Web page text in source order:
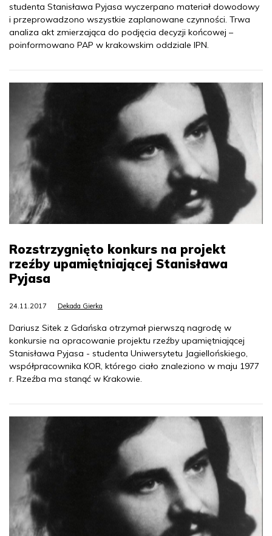
studenta Stanisława Pyjasa wyczerpano materiał dowodowy
i przeprowadzono wszystkie zaplanowane czynności. Trwa
analiza akt zmierzająca do podjęcia decyzji końcowej –
poinformowano PAP w krakowskim oddziale IPN.
Rozstrzygnięto konkurs na projekt
rzeźby upamiętniającej Stanisława
Pyjasa
24.11.2017 Dekada Gierka
Dariusz Sitek z Gdańska otrzymał pierwszą nagrodę w
konkursie na opracowanie projektu rzeźby upamiętniającej
Stanisława Pyjasa - studenta Uniwersytetu Jagiellońskiego,
współpracownika KOR, którego ciało znaleziono w maju 1977
r. Rzeźba ma stanąć w Krakowie.